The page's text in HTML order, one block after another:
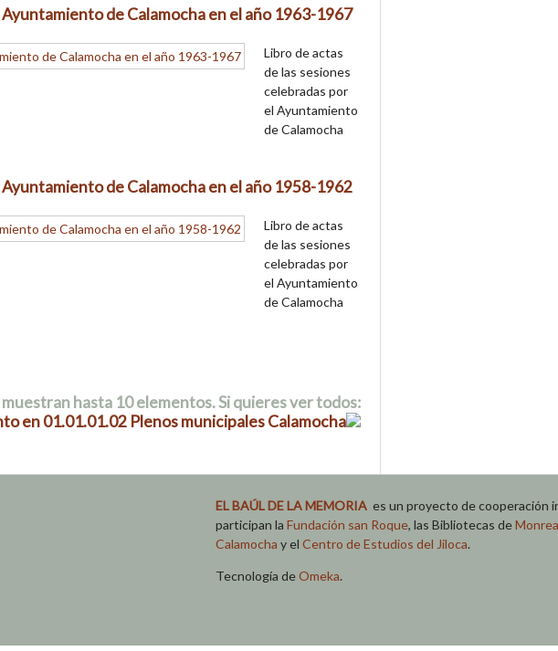
de Calamocha en el año 1963-1967
Libro de actas
de las sesiones
celebradas por
el Ayuntamiento
de Calamocha
de Calamocha en el año 1958-1962
Libro de actas
de las sesiones
celebradas por
el Ayuntamiento
de Calamocha
muestran hasta 10 elementos. Si quieres ver todos:
en 01.01.01.02 Plenos municipales Calamocha
EL BAÚL DE LA MEMORIA es un proyecto de cooperación
participan la Fundación san Roque, las Bibliotecas de
Calamocha y el Centro de Estudios del Jiloca.
Tecnología deOmeka.